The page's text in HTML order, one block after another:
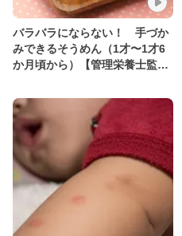
バラバラにならない！ 手づか
みできるそうめん（1才〜1才6
か月頃から）【管理栄養士監